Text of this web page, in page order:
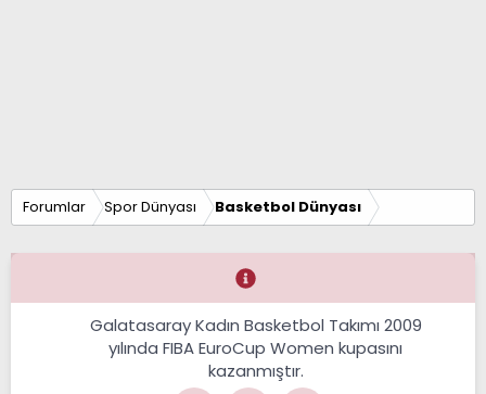
Forumlar Spor Dünyası Basketbol Dünyası
Galatasaray Kadın Basketbol Takımı 2009
yılında FIBA EuroCup Women kupasını
kazanmıştır.